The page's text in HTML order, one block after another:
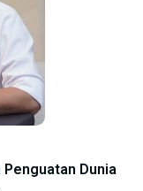
Dunia